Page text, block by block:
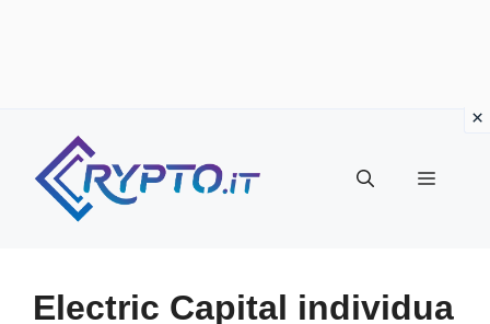
contenuto
Menu
Electric Capital individua